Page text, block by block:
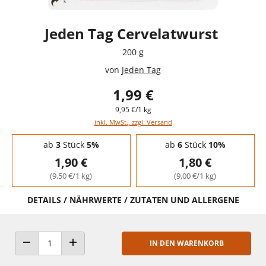
Jeden Tag Cervelatwurst
200 g
von Jeden Tag
1,99 €
9,95 €/1 kg
inkl. MwSt., zzgl. Versand
Staffelpreise - Mengenrabatt
ab 3Stück 5%
1,90 €
(9,50 €/1 kg)
ab 6Stück 10%
1,80 €
(9,00 €/1 kg)
DETAILS / NÄHRWERTE / ZUTATEN UND ALLERGENE
ANZAHL VERRINGERNANZAHL ERHÖHEN
IN DEN WARENKORB